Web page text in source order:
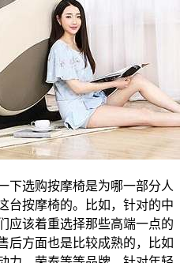
下选购按摩椅是为哪一部分人
台按摩椅的。比如，针对的中
应该着重选择那些高端一点的
后方面也是比较成熟的，比如